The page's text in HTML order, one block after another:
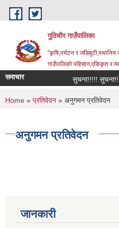
Skip to main content
गुठिचौर गाउँपालिका
"कृषि,पर्यटन र जडिबुटी,स्थानिय
गाउँपालिको पहिचान,एकिकृत र
समाचार सुचना!!!!! सुचना!!!!
You are here
Home » प्रतिवेदन » अनुगमन प्रतिवेदन
अनुगमन प्रतिवेदन
जानकारी